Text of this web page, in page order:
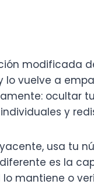
modificada
vuelve a
ocultar
y
usa tu
es la
mantiene o